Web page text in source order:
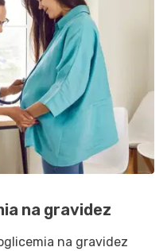
na gravidez
na gravidez